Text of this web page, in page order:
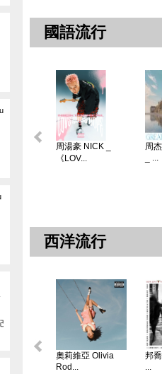
國語流行
周湯豪 NICK _
《LOV...
周
_ ...
西洋流行
奧莉維亞 Olivia
Rod...
邦
...